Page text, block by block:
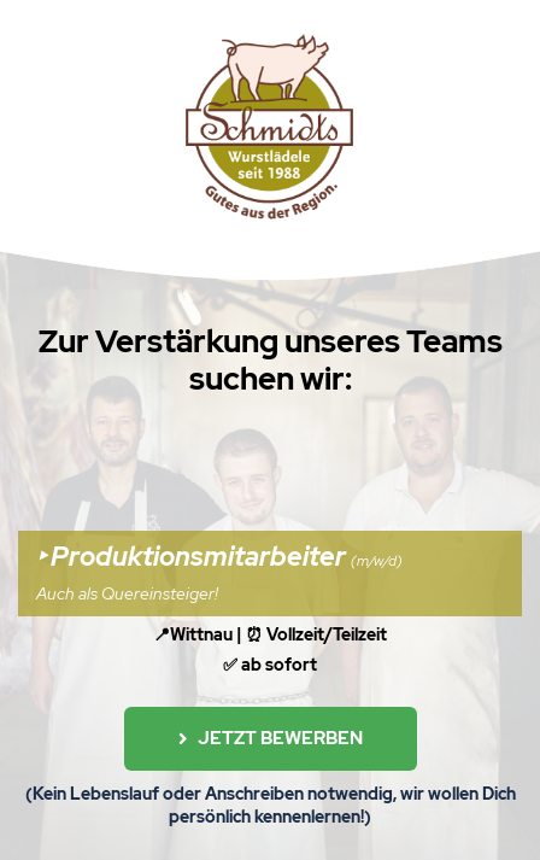
Zur Verstärkung unseres Teams
suchen wir:
‣ Produktionsmitarbeiter(m/w/d)
Auch als Quereinsteiger!
📍Wittnau | ⏰ Vollzeit/Teilzeit
✅ ab sofort
JETZT BEWERBEN
(Kein Lebenslauf oder Anschreiben notwendig, wir wollen Dich
persönlich kennenlernen!)